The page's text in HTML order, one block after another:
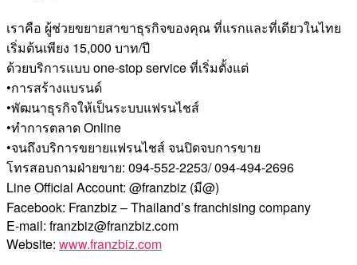
เราคือ ผู้ช่วยขยายสาขาธุรกิจของคุณ ที่แรกและที่เดียวในไทย
เริ่มต้นเพียง 15,000 บาท/ปี
ด้วยบริการแบบ one-stop service ที่เริ่มตั้งแต่
•การสร้างแบรนด์
•พัฒนาธุรกิจให้เป็นระบบแฟรนไชส์
•ทำการตลาด Online
•จนถึงบริการขยายแฟรนไชส์ จนปิดจบการขาย
โทรสอบถามฝ่ายขาย: 094-552-2253/ 094-494-2696
Line Official Account: @franzbiz (มี@)
Facebook: Franzbiz – Thailand’s franchising company
E-mail: franzbiz@franzbiz.com
Website: www.franzbiz.com